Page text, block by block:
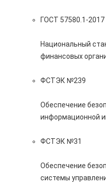
ГОСТ 57580.1-2017
Национальный
финансовых
ФСТЭК №239
Обеспечение
информационной
ФСТЭК №31
Обеспечение
системы